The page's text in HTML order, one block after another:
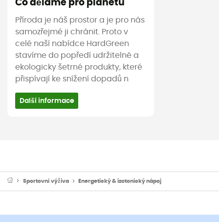
Co děláme pro planetu
Příroda je náš prostor a je pro nás
samozřejmé ji chránit. Proto v
celé naší nabídce HardGreen
stavíme do popředí udržitelné a
ekologicky šetrné produkty, které
přispívají ke snížení dopadů n
Další informace
Sportovní výživa Energetický & izotonický nápoj